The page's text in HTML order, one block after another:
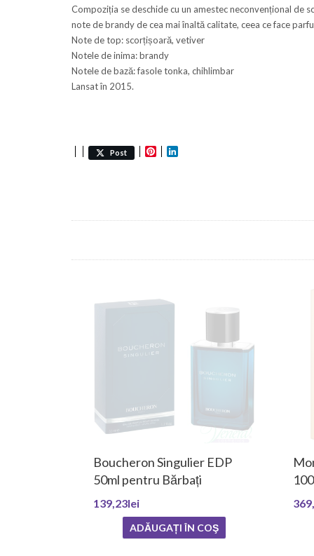
Compoziția se deschide cu un amestec neconvențional de
note de brandy de cea mai înaltă calitate, ceea ce face
Note de top: scorțișoară, vetiver
Notele de inima: brandy
Notele de bază: fasole tonka, chihlimbar
Lansat în 2015.
Post Pinterest
Boucheron Singulier EDP
50ml pentru Bărbați
139,23lei
ADĂUGAȚI ÎN COŞ